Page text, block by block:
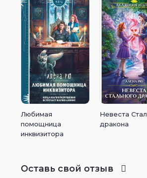
Любимая
помощница
инквизитора
Невеста
дракона
Оставь свой отзыв